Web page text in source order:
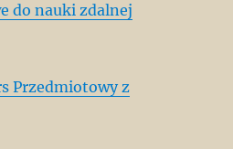
do nauki zdalnej
Przedmiotowy z